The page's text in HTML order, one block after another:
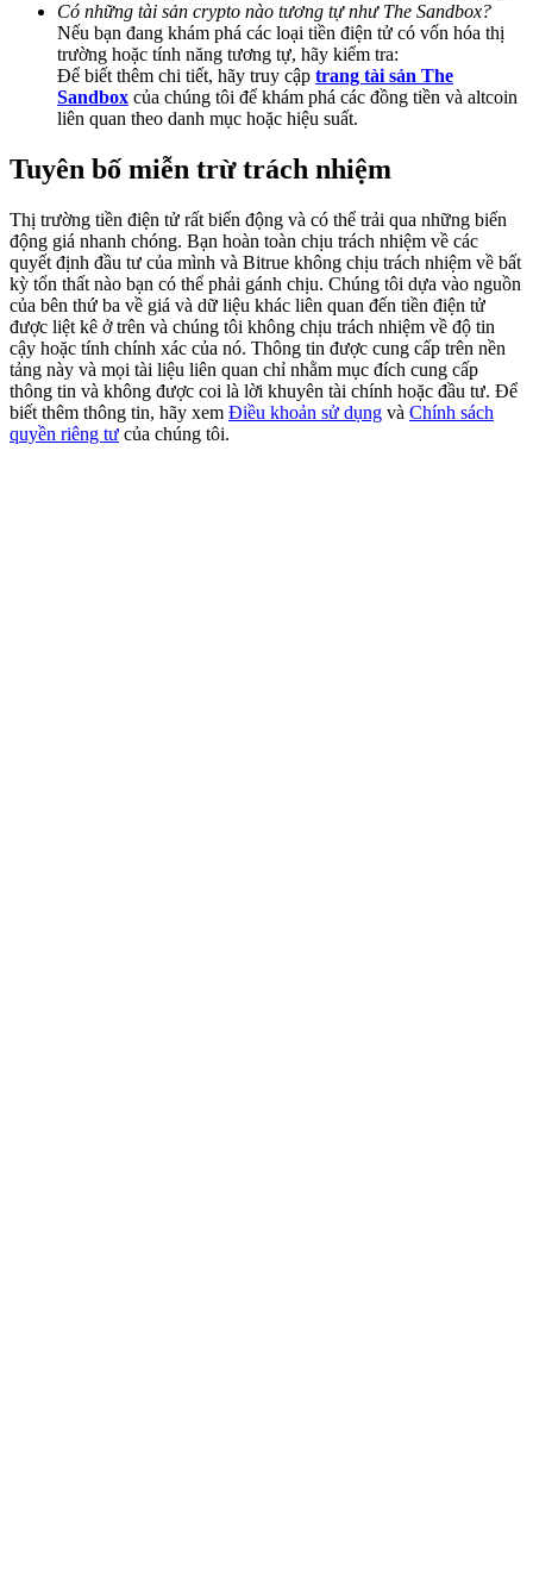
Exclusive for BitMart Users
Register & Trade to Win 500,000 USDT
Precious Metals Trading Carnival
Trade Gold & Silver · 33,333 USDT Bonus
USDT New User Exclusive 10% APR
USDT Flexible Staking | Daily Rewards
Có những tài sản crypto nào tương tự như The Sandbox?
Nếu bạn đang khám phá các loại tiền điện tử có vốn hóa thị
trường hoặc tính năng tương tự, hãy kiểm tra:
Để biết thêm chi tiết, hãy truy cập trang tài sản The
Sandbox của chúng tôi để khám phá các đồng tiền và altcoin
liên quan theo danh mục hoặc hiệu suất.
Tuyên bố miễn trừ trách nhiệm
Thị trường tiền điện tử rất biến động và có thể trải qua những biến
động giá nhanh chóng. Bạn hoàn toàn chịu trách nhiệm về các
quyết định đầu tư của mình và Bitrue không chịu trách nhiệm về bất
kỳ tổn thất nào bạn có thể phải gánh chịu. Chúng tôi dựa vào nguồn
của bên thứ ba về giá và dữ liệu khác liên quan đến tiền điện tử
được liệt kê ở trên và chúng tôi không chịu trách nhiệm về độ tin
cậy hoặc tính chính xác của nó. Thông tin được cung cấp trên nền
tảng này và mọi tài liệu liên quan chỉ nhằm mục đích cung cấp
thông tin và không được coi là lời khuyên tài chính hoặc đầu tư. Để
biết thêm thông tin, hãy xem Điều khoản sử dụng và Chính sách
quyền riêng tư của chúng tôi.